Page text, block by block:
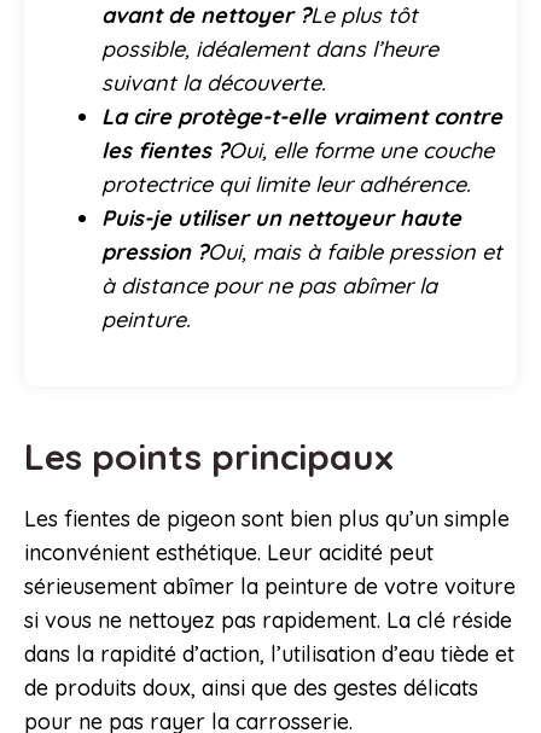
avant de nettoyer ?Le plus tôt
possible, idéalement dans l’heure
suivant la découverte.
La cire protège-t-elle vraiment contre
les fientes ?Oui, elle forme une couche
protectrice qui limite leur adhérence.
Puis-je utiliser un nettoyeur haute
pression ?Oui, mais à faible pression et
à distance pour ne pas abîmer la
peinture.
Les points principaux
Les fientes de pigeon sont bien plus qu’un simple
inconvénient esthétique. Leur acidité peut
sérieusement abîmer la peinture de votre voiture
si vous ne nettoyez pas rapidement. La clé réside
dans la rapidité d’action, l’utilisation d’eau tiède et
de produits doux, ainsi que des gestes délicats
pour ne pas rayer la carrosserie.